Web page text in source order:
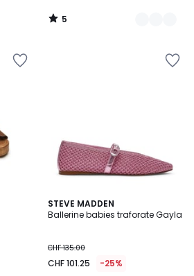
5
/
STEVE MADDEN
Ballerine babies traforate Gayla
CHF 135.00
CHF 101.25 -25%
2
Colori